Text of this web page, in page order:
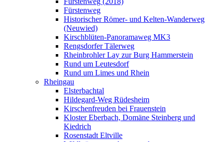
Fürstenweg
Historischer Römer- und Kelten-Wanderweg
(Neuwied)
Kirschblüten-Panoramaweg MK3
Rengsdorfer Tälerweg
Rheinbrohler Lay zur Burg Hammerstein
Rund um Leutesdorf
Rund um Limes und Rhein
Rheingau
Elsterbachtal
Hildegard-Weg Rüdesheim
Kirschenfreuden bei Frauenstein
Kloster Eberbach, Domäne Steinberg und
Kiedrich
Rosenstadt Eltville